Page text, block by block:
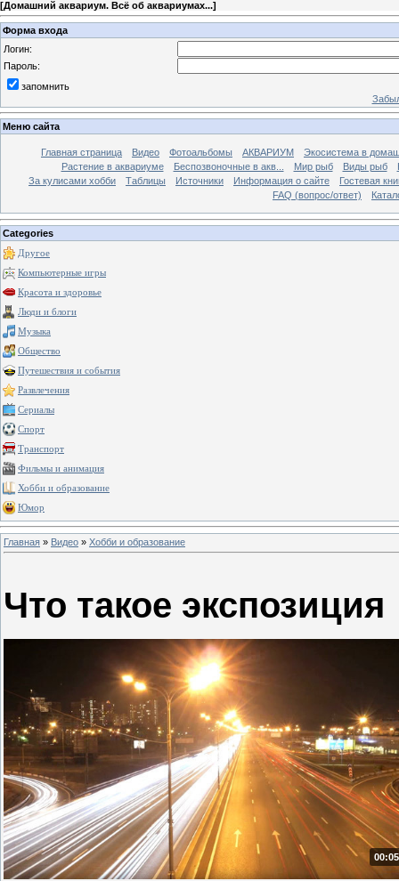
[Домашний аквариум. Всё об аквариумах...]
Форма входа
Логин:
Пароль:
запомнить
Меню сайта
Главная страница Видео Фотоальбомы АКВАРИУМ
Экосистема в
Растение в аквариуме
Беспозвоночные в акв... Мир рыб Виды рыб
За кулисами хобби
Таблицы Источники Информация о сайте
Гостевая
FAQ (вопрос/ответ)
Categories
Другое
Компьютерные игры
Красота и здоровье
Люди и блоги
Музыка
Общество
Путешествия и события
Развлечения
Сериалы
Спорт
Транспорт
Фильмы и анимация
Хобби и образование
Юмор
Главная » Видео » Хобби и образование
Что такое экспозиция